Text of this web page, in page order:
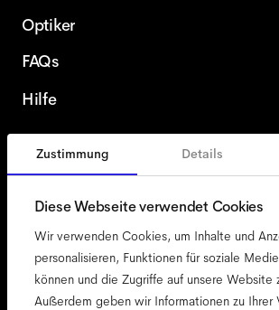
Zustimmung Details
Diese Webseite verwendet Cookies
Wir verwenden Cookies, um Inhalte und
personalisieren, Funktionen für soziale
können und die Zugriffe auf unsere Website
Außerdem geben wir Informationen zu Ihrer
Optiker
FAQs
Hilfe
Österreich
Zugänglichkeit